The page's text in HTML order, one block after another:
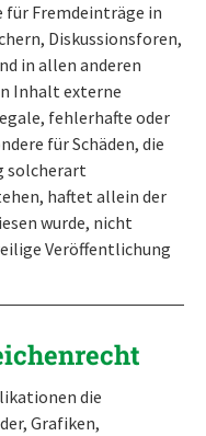
für Fremdeinträge in
Diskussionsforen,
in allen anderen
Inhalt externe
fehlerhafte oder
für Schäden, die
solcherart
haftet allein der
wurde, nicht
Veröffentlichung
die
Grafiken,